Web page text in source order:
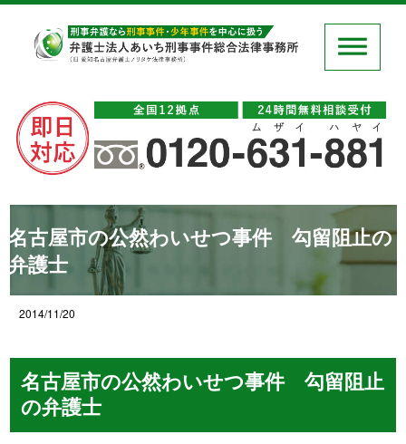
名古屋市の公然わいせつ事件 勾留阻止の
弁護士
2014/11/20
名古屋市の公然わいせつ事件 勾留阻止
の弁護士